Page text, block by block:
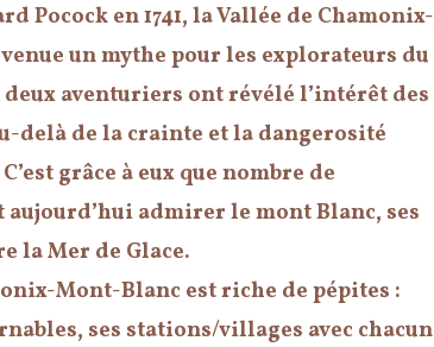
Pocock en 1741, la Vallée de Chamonix-
un mythe pour les explorateurs du
aventuriers ont révélé l’intérêt des
delà de la crainte et la dangerosité
grâce à eux que nombre de
admirer le mont Blanc, ses
la Mer de Glace.
Mont-Blanc est riche de pépites :
ses stations/villages avec chacun